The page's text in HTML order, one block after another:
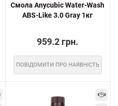
Смола Anycubic Water-Wash
ABS-Like 3.0 Gray 1кг
959.2 грн.
ПОВІДОМИТИ ПРО НАЯВНІСТЬ